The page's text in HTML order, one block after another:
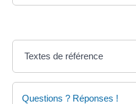
Textes de référence
Questions ? Réponses !